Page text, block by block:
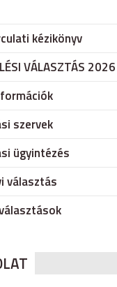
kézikönyv
VÁLASZTÁS 2026
szervek
ügyintézés
választás